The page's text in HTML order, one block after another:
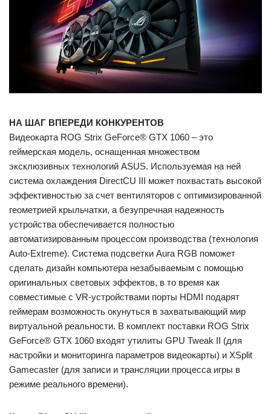
НА ШАГ ВПЕРЕДИ КОНКУРЕНТОВ
Видеокарта ROG Strix GeForce® GTX 1060 – это
геймерская модель, оснащенная множеством
эксклюзивных технологий ASUS. Используемая на ней
система охлаждения DirectCU III может похвастать высокой
эффективностью за счет вентиляторов с оптимизированной
геометрией крыльчатки, а безупречная надежность
устройства обеспечивается полностью
автоматизированным процессом производства (технология
Auto-Extreme). Система подсветки Aura RGB поможет
сделать дизайн компьютера незабываемым с помощью
оригинальных световых эффектов, в то время как
совместимые с VR-устройствами порты HDMI подарят
геймерам возможность окунуться в захватывающий мир
виртуальной реальности. В комплект поставки ROG Strix
GeForce® GTX 1060 входят утилиты GPU Tweak II (для
настройки и мониторинга параметров видеокарты) и XSplit
Gamecaster (для записи и трансляции процесса игры в
режиме реального времени).